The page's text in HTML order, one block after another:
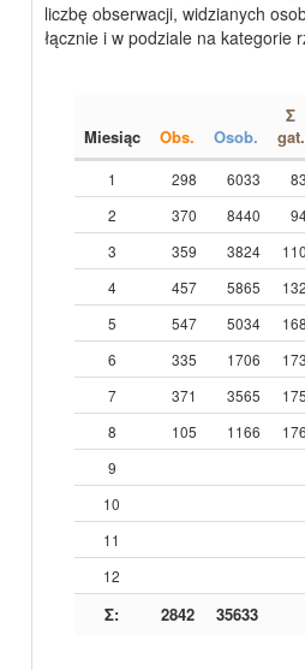
liczbę obserwacji, widzianych
łącznie i w podziale na kategorie
Miesiąc Obs. Osob.
Σ
gat.
1 298 6033 83
2
370 8440
3
359 3824 110
4
457 5865 132
5
547 5034 168
6
335 1706 173
7
371 3565 175
8
105 1166 176
9
10
11
12
Σ: 2842 35633